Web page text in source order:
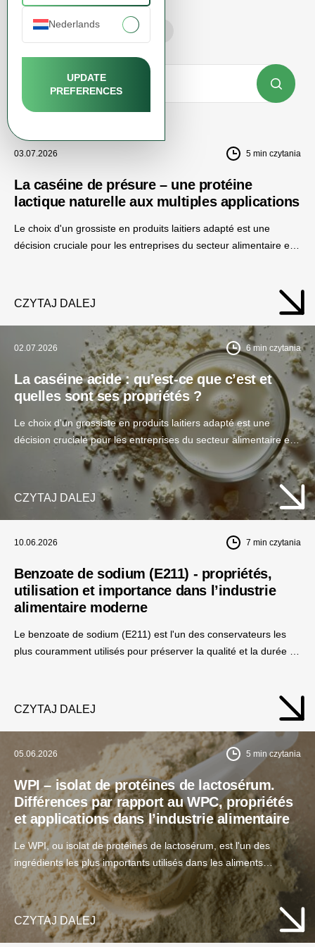
Nederlands
UPDATE
PREFERENCES
Choisissez la catégorie
Tous Non classifié(e)
03.07.2026 5 min czytania
La caséine de présure – une protéine
lactique naturelle aux multiples applications
Le choix d'un grossiste en produits laitiers adapté est une
décision cruciale pour les entreprises du secteur alimentaire et
l'accompagnement technique peuvent avoir un impact réel sur
CZYTAJ DALEJ
02.07.2026 6min czytania
La caséine acide : qu’est-ce que c’est et
quelles sont ses propriétés ?
Le choix d'un grossiste en produits laitiers adapté est une
décision cruciale pour les entreprises du secteur alimentaire et
des compléments alimentaires. La qualité des matières
premières, la stabilité des approvisionnements et le soutien
technologique peuvent avoir un impact réel sur le
développement de votre entreprise.
CZYTAJ DALEJ
10.06.2026 7 min czytania
Benzoate de sodium (E211) - propriétés,
utilisation et importance dans l’industrie
alimentaire moderne
Le benzoate de sodium (E211) est l'un des conservateurs les
plus couramment utilisés pour préserver la qualité et la durée de
CZYTAJ DALEJ
05.06.2026 5 min czytania
WPI – isolat de protéines de lactosérum.
Différences par rapport au WPC, propriétés
et applications dans l’industrie alimentaire
Le WPI, ou isolat de protéines de lactosérum, est l'un des
ingrédients les plus importants utilisés dans les aliments
modernes riches en protéines. Grâce à sa teneur élevée en
protéines et à ses propriétés technologiques avantageuses, il
est utilisé dans de nombreux segments de l'industrie
alimentaire.
CZYTAJ DALEJ